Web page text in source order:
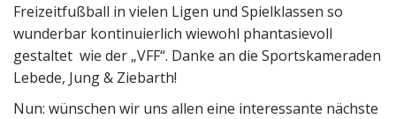
Freizeitfußball in vielen Ligen und Spielklassen so
wunderbar kontinuierlich wiewohl phantasievoll
gestaltet wie der „VFF“. Danke an die Sportskameraden
Lebede, Jung & Ziebarth!
Nun: wünschen wir uns allen eine interessante nächste